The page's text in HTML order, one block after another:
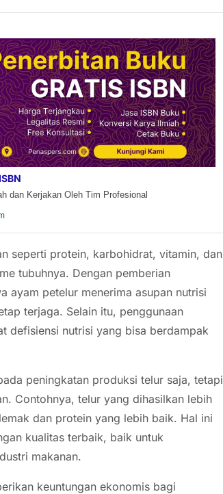
dan Kerjakan Oleh Tim Profesional
seperti protein, karbohidrat, vitamin, dan
tubuhnya. Dengan pemberian
ayam petelur menerima asupan nutrisi
terjaga. Selain itu, penggunaan
defisiensi nutrisi yang bisa berdampak
peningkatan produksi telur saja, tetapi
Contohnya, telur yang dihasilkan lebih
dan protein yang lebih baik. Hal ini
kualitas terbaik, baik untuk
makanan.
keuntungan ekonomis bagi